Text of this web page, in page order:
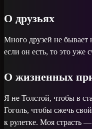
О друзьях
Много друзей не бывает
если он есть, то это уже
О жизненных
Я не Толстой, чтобы в
Гоголь, чтобы сжечь
к рулетке. Моя страсть